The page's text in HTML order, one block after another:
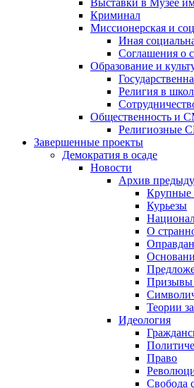
Выставки в Музее
Криминал
Миссионерская и
Иная
Соглашения о
Образование и
Религия в
Общественность и
Религиозные
Завершенные проекты
Демократия в осаде
Новости
Архив
Крупные
Курьезы
О
Призывы
Теории
Идеология
Право
Свобода